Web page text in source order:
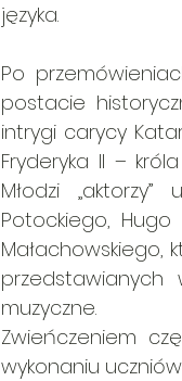
języka.
Po
postacie
intrygi carycy
Fryderyka II –
Młodzi
Potockiego, Hugo
Małachowskiego,
przedstawianych
muzyczne.
Zwieńczeniem
wykonaniu uczniów